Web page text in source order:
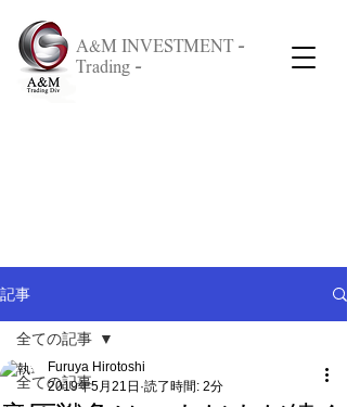
A&M INVESTMENT -
Trading -
記事
全ての記事
全ての記事
Furuya Hirotoshi
2019年5月21日 読了時間: 2分